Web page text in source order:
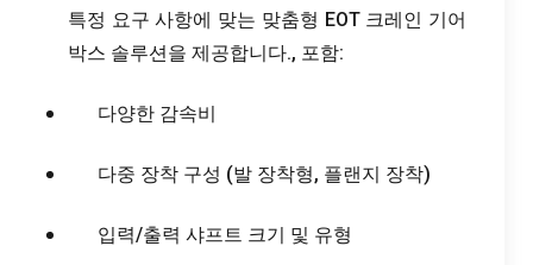
특정 요구 사항에 맞는 맞춤형 EOT 크레인 기어
박스 솔루션을 제공합니다., 포함:
다양한 감속비
다중 장착 구성 (발 장착형, 플랜지 장착)
입력/출력 샤프트 크기 및 유형